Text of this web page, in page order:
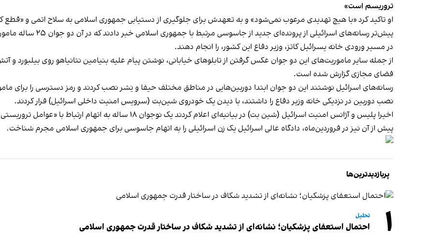
تروریسم است»
او تاکید کرد «با هیچ تهدیدی مرعوب نمی‌شود» و به تعهدش برای جلوگیری از دستیابی جمهوری اسلامی به سلاح اتمی و «قطع
پیش‌تر رسانه‌های اسرائیلی
در مسیر ورودی خانه یسرائیل کاتز، وزیر دفاع این کشور، را انجام دهند.
از جمله سایر ماموریت‌های این دو جوان عکس گرفتن از تابلوهای خیابانی، نوشتن پیام علیه بنیامین نتانیاهو روی بیلبورد و
فضای مجازی گزارش شده است.
رسانه‌های اسرائیل نوشتند این دو جوان ابتدا دوربین‌هایی در مناطق مختلف حیفا و نِشر نصب کردند و رمز دسترسی را برای
نصب دوربین در نزدیکی خانه وزیر دفاع را داشتند، با دیدن یک خودروی شین‌بت (سرویس امنیت داخلی اسرائیل) فرار کردند.
اخیرا پلیس و آژانس امنیت اسرائیل (شین بت) در بیانیه‌ای اعلام کردند یک نوجوان ۱۸ ساله به اتهام ارتباط با «عوامل تروریستی ایرانی» بازداشت شده است.
پیش از آن نیز در فروردین‌ماه، دادگاه عالی اسرائیل یک زن اسرائیلی را به اتهام جاسوسی برای جمهوری اسلامی مجرم شناخت.
پربازدیدترین‌ها
۱ تحلیل
احتمال استعفای پزشکیان؛ نشانه‌ای از تشدید شکاف در ساختار قدرت جمهوری اسلامی